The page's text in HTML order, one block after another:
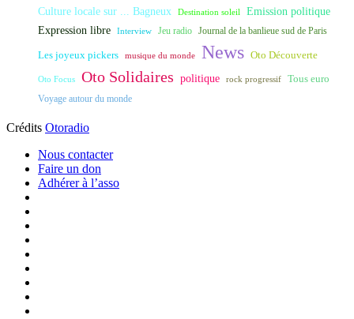
Culture locale sur ... Bagneux Destination soleil Emission politique
Expression libre Interview Jeu radio Journal de la banlieue sud de Paris
Les joyeux pickers musique du monde News Oto Découverte
Oto Focus Oto Solidaires politique rock progressif Tous euro
Voyage autour du monde
Crédits Otoradio
Nous contacter
Faire un don
Adhérer à l’asso